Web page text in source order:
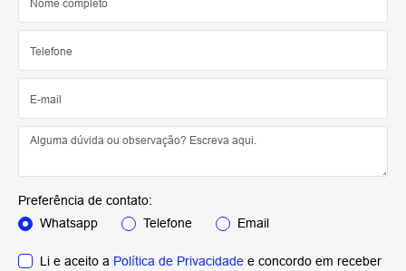
Preferência de contato:
Whatsapp
Telefone Email
Li e aceito a Política de Privacidade e concordo em receber